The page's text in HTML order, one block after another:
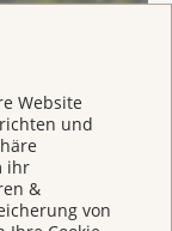
Website
und
ihr
&
von
aus der
sind oder